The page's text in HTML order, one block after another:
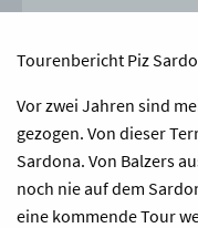
Tourenbericht Piz
Vor zwei Jahren sind
gezogen. Von dieser
Sardona. Von Balzers
noch nie auf dem
eine kommende Tour